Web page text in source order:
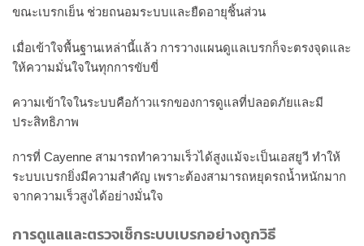
ขณะเบรกเย็น ช่วยถนอมระบบและยืดอายุชิ้นส่วน
เมื่อเข้าใจพื้นฐานเหล่านี้แล้ว การวางแผนดูแลเบรกก็จะตรงจุดและ
ให้ความมั่นใจในทุกการขับขี่
ความเข้าใจในระบบคือก้าวแรกของการดูแลที่ปลอดภัยและมี
ประสิทธิภาพ
การที่ Cayenne สามารถทำความเร็วได้สูงแม้จะเป็นเอสยูวี ทำให้
ระบบเบรกยิ่งมีความสำคัญ เพราะต้องสามารถหยุดรถน้ำหนักมาก
จากความเร็วสูงได้อย่างมั่นใจ
การดูแลและตรวจเช็กระบบเบรกอย่างถูกวิธี